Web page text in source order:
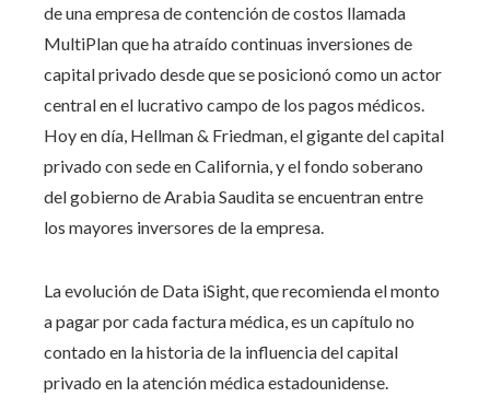
de una empresa de contención de costos llamada
MultiPlan que ha atraído continuas inversiones de
capital privado desde que se posicionó como un actor
central en el lucrativo campo de los pagos médicos.
Hoy en día, Hellman & Friedman, el gigante del capital
privado con sede en California, y el fondo soberano
del gobierno de Arabia Saudita se encuentran entre
los mayores inversores de la empresa.
La evolución de Data iSight, que recomienda el monto
a pagar por cada factura médica, es un capítulo no
contado en la historia de la influencia del capital
privado en la atención médica estadounidense.